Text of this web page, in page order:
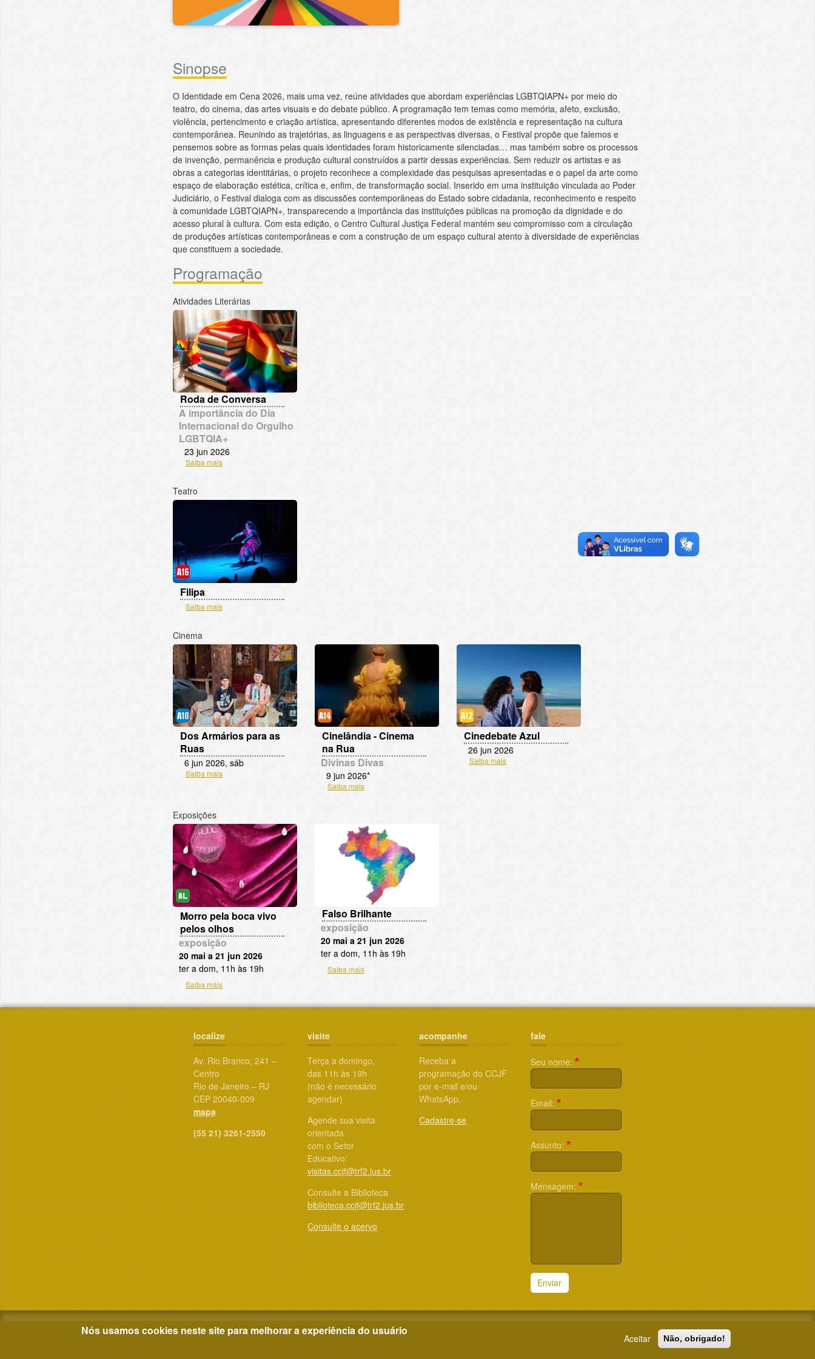
Sinopse
O Identidade em Cena 2026, mais uma vez, reúne atividades que abordam experiências LGBTQIAPN+ por meio do
teatro, do cinema, das artes visuais e do debate público. A programação tem temas como memória, afeto, exclusão,
violência, pertencimento e criação artística, apresentando diferentes modos de existência e representação na cultura
contemporânea. Reunindo as trajetórias, as linguagens e as perspectivas diversas, o Festival propõe que falemos e
pensemos sobre as formas pelas quais identidades foram historicamente silenciadas… mas também sobre os processos
de invenção, permanência e produção cultural construídos a partir dessas experiências. Sem reduzir os artistas e as
obras a categorias identitárias, o projeto reconhece a complexidade das pesquisas apresentadas e o papel da arte como
espaço de elaboração estética, crítica e, enfim, de transformação social. Inserido em uma instituição vinculada ao Poder
Judiciário, o Festival dialoga com as discussões contemporâneas do Estado sobre cidadania, reconhecimento e respeito
à comunidade LGBTQIAPN+, transparecendo a importância das instituições públicas na promoção da dignidade e do
acesso plural à cultura. Com esta edição, o Centro Cultural Justiça Federal mantém seu compromisso com a circulação
de produções artísticas contemporâneas e com a construção de um espaço cultural atento à diversidade de experiências
que constituem a sociedade.
Programação
Atividades Literárias
Roda de Conversa
A importância do Dia
Internacional do Orgulho
LGBTQIA+
23 jun 2026
Saiba mais
Teatro
Filipa
Saiba mais
Cinema
Dos Armários para as
Ruas
6 jun 2026, sáb
Saiba mais
Cinelândia - Cinema
na Rua
Divinas Divas
9 jun 2026*
Saiba mais
Cinedebate Azul
26 jun 2026
Saiba mais
Exposições
Morro pela boca vivo
pelos olhos
exposição
20 mai a 21 jun 2026
ter a dom, 11h às 19h
Saiba mais
Falso Brilhante
exposição
20 mai a 21 jun 2026
ter a dom, 11h às 19h
Saiba mais
localize
Av. Rio Branco, 241 –
Centro
Rio de Janeiro – RJ
CEP 20040-009
mapa
(55 21) 3261-2550
visite
Terça a domingo,
das 11h às 19h
(não é necessário
agendar)
Agende sua visita
orientada
com o Setor
Educativo:
visitas.ccjf@trf2.jus.br
Consulte a Biblioteca
biblioteca.ccjf@trf2.jus.br
Consulte o acervo
acompanhe
Receba a
programação do CCJF
por e-mail e/ou
WhatsApp.
Cadastre-se
fale
Seu nome:
Email:
Assunto:
Mensagem:
Enviar
JUSTIÇA FEDERAL | Tribunal Regional Federalda 2ª Região|2024
Nós usamos cookies neste site para melhorar a experiência do usuário
Aceitar Não, obrigado!